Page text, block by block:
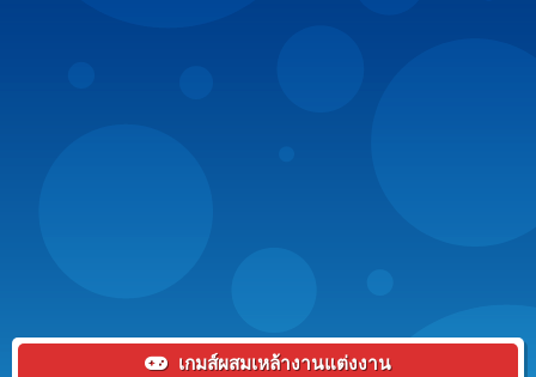
เกมส์ผสมเหล้างานแต่งงาน